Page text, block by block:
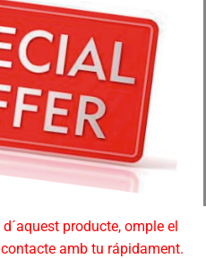
producte, omple el
amb tu rápidament.